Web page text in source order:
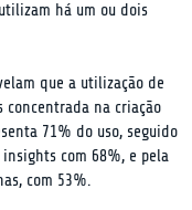
há um ou dois
que a utilização de
na criação
71% do uso, seguido
com 68%, e pela
com 53%.